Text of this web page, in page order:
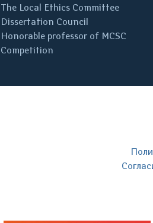
The Local Ethics Committee
Dissertation Council
Honorable professor of MCSC
Competition